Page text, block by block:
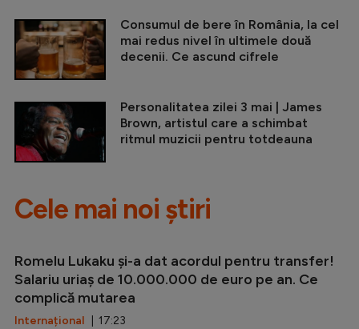
Consumul de bere în România, la cel
mai redus nivel în ultimele două
decenii. Ce ascund cifrele
Personalitatea zilei 3 mai | James
Brown, artistul care a schimbat
ritmul muzicii pentru totdeauna
Cele mai noi știri
Romelu Lukaku și-a dat acordul pentru transfer!
Salariu uriaș de 10.000.000 de euro pe an. Ce
complică mutarea
Internațional | 17:23